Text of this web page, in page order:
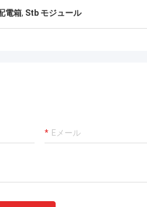
電箱, Stb モジュール